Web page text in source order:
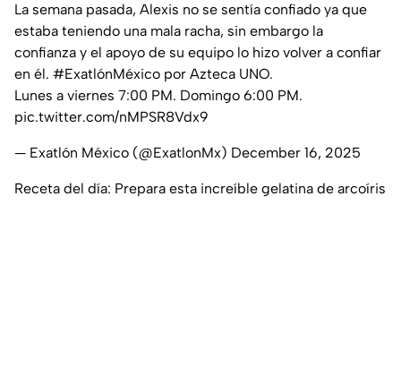
La semana pasada, Alexis no se sentía confiado ya que
estaba teniendo una mala racha, sin embargo la
confianza y el apoyo de su equipo lo hizo volver a confiar
en él. #ExatlónMéxico por Azteca UNO.
Lunes a viernes 7:00 PM. Domingo 6:00 PM.
pic.twitter.com/nMPSR8Vdx9
— Exatlón México (@ExatlonMx) December 16, 2025
Receta del día: Prepara esta increíble gelatina de arcoíris